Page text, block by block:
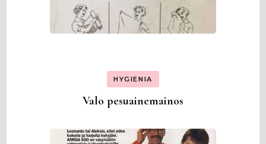
HYGIENIA
Valo pesuainemainos